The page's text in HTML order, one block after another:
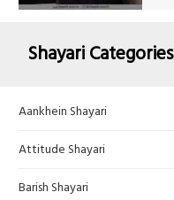
Shayari Categories
Aankhein Shayari
Attitude Shayari
Barish Shayari